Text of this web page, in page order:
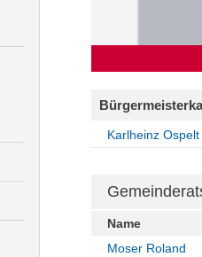
Karlheinz Ospelt
Name
Moser Roland